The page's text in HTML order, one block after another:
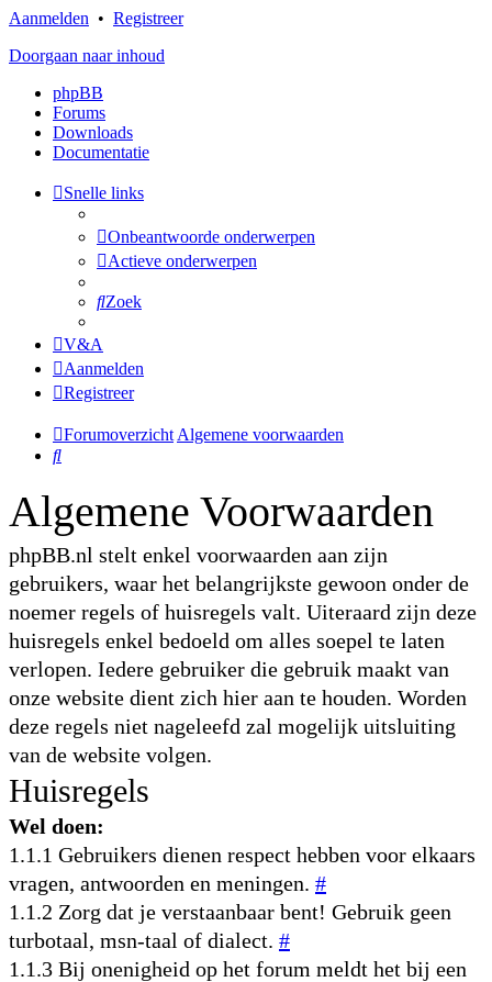
Aanmelden • Registreer
Doorgaan naar inhoud
phpBB
Forums
Downloads
Documentatie
Snelle links
Onbeantwoorde onderwerpen
Actieve onderwerpen
Zoek
V&A
Aanmelden
Registreer
Forumoverzicht Algemene voorwaarden
Zoek
Algemene Voorwaarden
phpBB.nl stelt enkel voorwaarden aan zijn
gebruikers, waar het belangrijkste gewoon onder de
noemer regels of huisregels valt. Uiteraard zijn deze
huisregels enkel bedoeld om alles soepel te laten
verlopen. Iedere gebruiker die gebruik maakt van
onze website dient zich hier aan te houden. Worden
deze regels niet nageleefd zal mogelijk uitsluiting
van de website volgen.
Huisregels
Wel doen:
1.1.1 Gebruikers dienen respect hebben voor elkaars
vragen, antwoorden en meningen. #
1.1.2 Zorg dat je verstaanbaar bent! Gebruik geen
turbotaal, msn-taal of dialect. #
1.1.3 Bij onenigheid op het forum meldt het bij een